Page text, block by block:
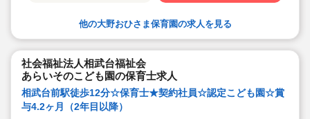
他の大野おひさま保育園の求人を見る
社会福祉法人相武台福祉会
あらいそのこども園の保育士求人
相武台前駅徒歩12分☆保育士★契約社員☆認定こども園☆賞
与4.2ヶ月（2年目以降）